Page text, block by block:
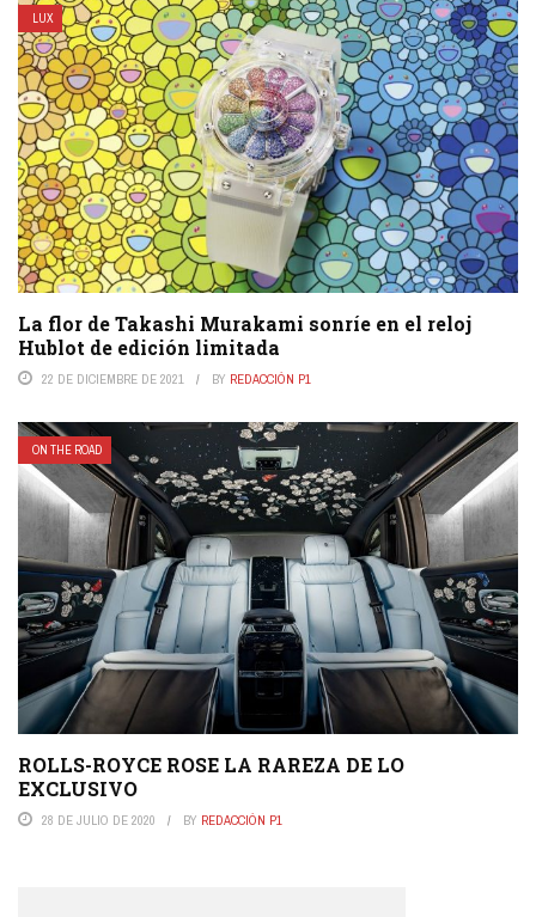
LUX
La flor de Takashi Murakami sonríe en el reloj
Hublot de edición limitada
22 DE DICIEMBRE DE 2021 BY REDACCIÓN P1
ON THE ROAD
ROLLS-ROYCE ROSE LA RAREZA DE LO
EXCLUSIVO
28 DE JULIO DE 2020 BY REDACCIÓN P1